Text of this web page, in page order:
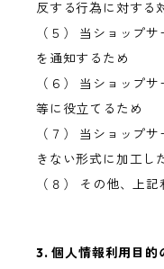
反する行為に対する
（５） 当ショップ
を通知するため
（６） 当ショップ
等に役立てるため
（７） 当ショップ
きない形式に加工し
（８） その他、上
3. 個人情報利用目的